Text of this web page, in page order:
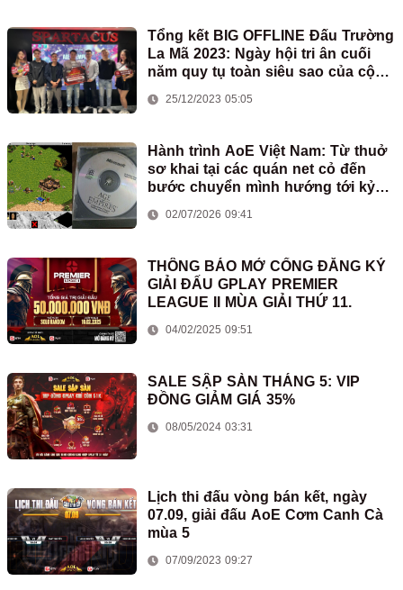
Tổng kết BIG OFFLINE Đấu Trường
La Mã 2023: Ngày hội tri ân cuối
năm quy tụ toàn siêu sao của cộng
25/12/2023 05:05
Hành trình AoE Việt Nam: Từ thuở
sơ khai tại các quán net cỏ đến
bước chuyển mình hướng tới kỷ
02/07/2026 09:41
THÔNG BÁO MỞ CỔNG ĐĂNG KÝ
GIẢI ĐẤU GPLAY PREMIER
LEAGUE II MÙA GIẢI THỨ 11.
04/02/2025 09:51
SALE SẬP SÀN THÁNG 5: VIP
ĐỒNG GIẢM GIÁ 35%
08/05/2024 03:31
Lịch thi đấu vòng bán kết, ngày
07.09, giải đấu AoE Cơm Canh Cà
mùa 5
07/09/2023 09:27